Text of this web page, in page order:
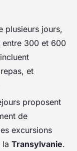
plusieurs jours,
entre 300 et 600
et
proposent
de
excursions
la Transylvanie.